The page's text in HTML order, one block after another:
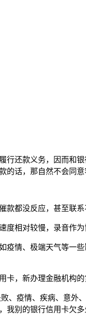
还款义务，因而和
的话，那自然不会同意
都没反应，甚至联
度相对较慢，录音作为
情、极端天气等一
，新办理金融机构
、疫情、疾病、意
我别的银行信用卡欠